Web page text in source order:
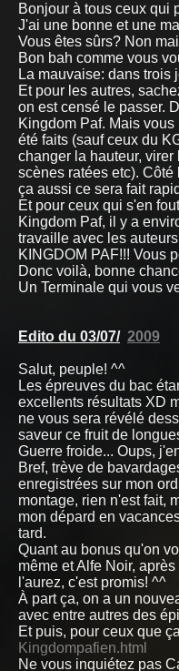
Bonjour à tous ceux qui
J'ai une bonne et une
Vous êtes sûrs? Non
Bon bah comme vous
La mauvaise: dans trois
Et pour les autres,
on est censé le passer.
Kingdom Paf. Mais
été faits (sauf ceux du
changer la hauteur,
scènes ratées etc).
ça aussi ce sera fait
Et pour ceux qui s'en
Kingdom Paf, il y a
travaille avec les
KINGDOM PAF!!! Vous
Donc voilà, bonne
Un Terminale qui vous
Edito du 03/07/ 2009
Salut, peuple! ^^
Les épreuves du bac
excellents résultats XD
ne vous sera révélé
saveur ce fruit de
Guerre froide... Oups,
Bref, trève de
enregistrées sur mon
montage, rien n'est fait,
mon dépard en
tard.
Quant au bonus qu'on
même et Alfe Noir,
l'aurez, c'est promis! ^^
À part ça, on a un
avec entre autres des
Et puis, pour ceux que
Kingdompafien.html
Ne vous inquiétez pas